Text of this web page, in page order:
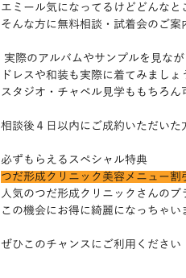
エミール気になってるけどどんなと
そんな方に無料相談・試着会のご
実際のアルバムやサンプルを見な
ドレスや和装も実際に着てみましょ
スタジオ・チャペル見学ももちろ
相談後４日以内にご成約いただいた
必ずもらえるスペシャル特典
つだ形成クリニック美容メニュー割
人気のつだ形成クリニックさんの
この機会にお得に綺麗になっちゃ
ぜひこのチャンスにご利用ください